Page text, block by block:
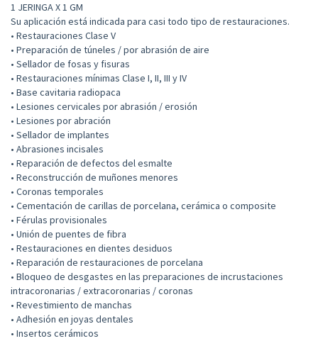
1 JERINGA X 1 GM
Su aplicación está indicada para casi todo tipo de restauraciones.
• Restauraciones Clase V
• Preparación de túneles / por abrasión de aire
• Sellador de fosas y fisuras
• Restauraciones mínimas Clase I, II, III y IV
• Base cavitaria radiopaca
• Lesiones cervicales por abrasión / erosión
• Lesiones por abración
• Sellador de implantes
• Abrasiones incisales
• Reparación de defectos del esmalte
• Reconstrucción de muñones menores
• Coronas temporales
• Cementación de carillas de porcelana, cerámica o composite
• Férulas provisionales
• Unión de puentes de fibra
• Restauraciones en dientes desiduos
• Reparación de restauraciones de porcelana
• Bloqueo de desgastes en las preparaciones de incrustaciones
intracoronarias / extracoronarias / coronas
• Revestimiento de manchas
• Adhesión en joyas dentales
• Insertos cerámicos